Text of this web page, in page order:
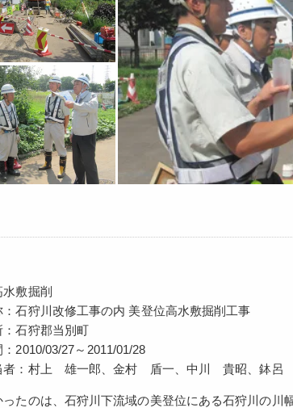
敷掘削
：石狩川改修工事の内 美登位高水敷掘削工事
：石狩郡当別町
2010/03/27～2011/01/28
者：村上 雄一郎、金村 盾一、中川 貴昭、鉢呂
ったのは、石狩川下流域の美登位にある石狩川の川